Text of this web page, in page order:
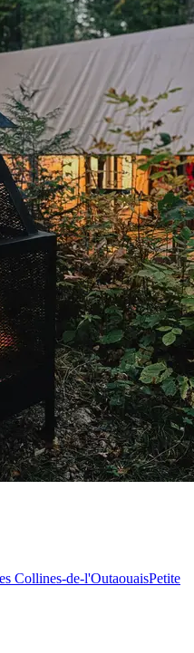
Collines-de-l'OutaouaisPetite